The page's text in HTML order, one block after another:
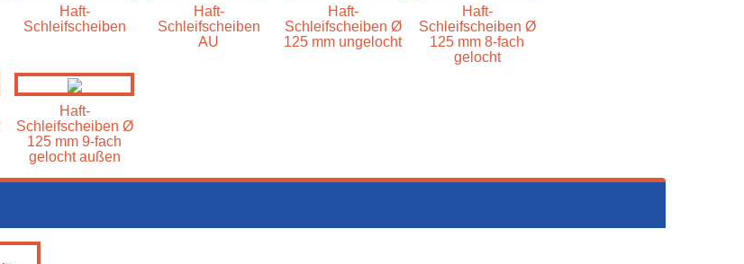
Haft-
Schleifscheiben
Haft-
Schleifscheiben
AU
Haft-
Schleifscheiben Ø
125 mm ungelocht
Haft-
Schleifscheiben Ø
125 mm 8-fach
gelocht
Haft-
Schleifscheiben Ø
125 mm 9-fach
gelocht außen